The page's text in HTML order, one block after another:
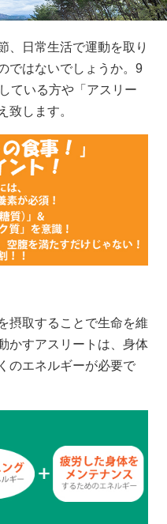
、日常生活で運動を取り
ではないでしょうか。9
ている方や「アスリー
致します。
摂取することで生命を維
かすアスリートは、身体
のエネルギーが必要で